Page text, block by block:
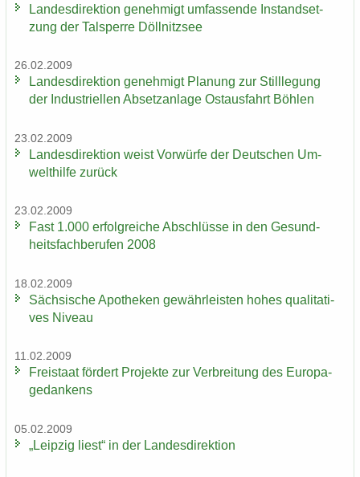
Lan­des­di­rek­ti­on ge­neh­migt um­fas­sen­de In­stand­set­
zung der Tal­sper­re Döll­nitz­see
26.02.2009
Lan­des­di­rek­ti­on ge­neh­migt Pla­nung zur Still­le­gung
der In­dus­tri­el­len Ab­setz­an­la­ge Ost­aus­fahrt Böh­len
23.02.2009
Lan­des­di­rek­ti­on weist Vor­wür­fe der Deut­schen Um­
welt­hil­fe zu­rück
23.02.2009
Fast 1.000 er­folg­rei­che Ab­schlüs­se in den Ge­sund­
heits­fach­be­ru­fen 2008
18.02.2009
Säch­si­sche Apo­the­ken ge­währ­leis­ten hohes qua­li­ta­ti­
ves Ni­veau
11.02.2009
Frei­staat för­dert Pro­jek­te zur Ver­brei­tung des Eu­ro­pa­
ge­dan­kens
05.02.2009
„Leip­zig liest“ in der Lan­des­di­rek­ti­on